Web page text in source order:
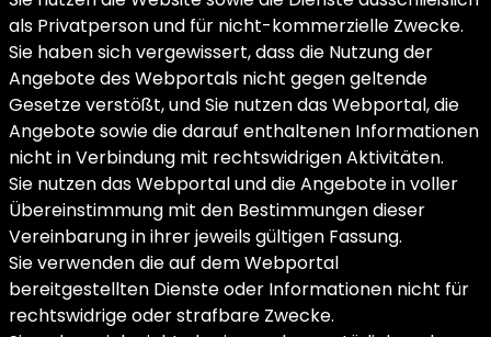
als Privatperson und für nicht-kommerzielle Zwecke.
Sie haben sich vergewissert, dass die Nutzung der
Angebote des Webportals nicht gegen geltende
Gesetze verstößt, und Sie nutzen das Webportal, die
Angebote sowie die darauf enthaltenen Informationen
nicht in Verbindung mit rechtswidrigen Aktivitäten.
Sie nutzen das Webportal und die Angebote in voller
Übereinstimmung mit den Bestimmungen dieser
Vereinbarung in ihrer jeweils gültigen Fassung.
Sie verwenden die auf dem Webportal
bereitgestellten Dienste oder Informationen nicht für
rechtswidrige oder strafbare Zwecke.